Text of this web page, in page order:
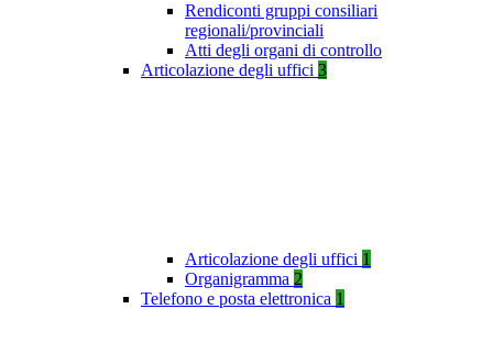
Rendiconti gruppi consiliari
regionali/provinciali
Atti degli organi di controllo
Articolazione degli uffici 3
Articolazione degli uffici 1
Organigramma 2
Telefono e posta elettronica 1